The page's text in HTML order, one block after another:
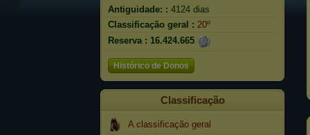
Antiguidade: : 4124 dias
Classificação geral : 20º
Reserva : 16.424.665
Histórico de Donos
Classificação
A classificação geral